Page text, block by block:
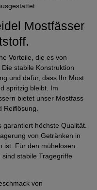
Mostfässer
Vorteile, die es von
stabile Konstruktion
und dafür, dass Ihr Most
spritzig bleibt. Im
bietet unser Mostfass
höchste Qualität.
von Getränken in
ist. Für den mühelosen
stabile Tragegriffe
von